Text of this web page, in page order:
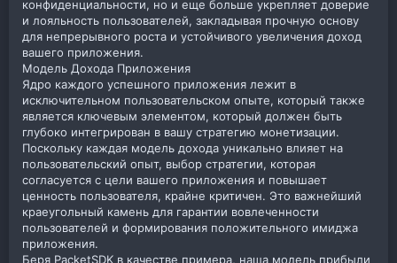
конфиденциальности, но и еще больше укрепляет доверие
и лояльность пользователей, закладывая прочную основу
для непрерывного роста и устойчивого увеличения доход
вашего приложения.
Модель Дохода Приложения
Ядро каждого успешного приложения лежит в
исключительном пользовательском опыте, который также
является ключевым элементом, который должен быть
глубоко интегрирован в вашу стратегию монетизации.
Поскольку каждая модель дохода уникально влияет на
пользовательский опыт, выбор стратегии, которая
согласуется с цели вашего приложения и повышает
ценность пользователя, крайне критичен. Это важнейший
краеугольный камень для гарантии вовлеченности
пользователей и формирования положительного имиджа
приложения.
Беря PacketSDK в качестве примера, наша модель прибыли